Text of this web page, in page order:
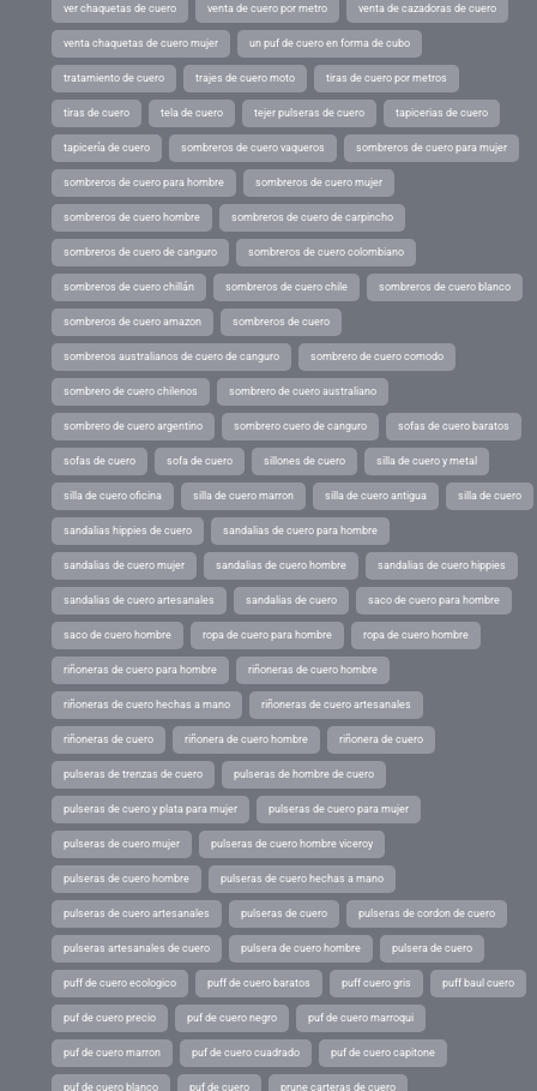
ver chaquetas de cuero venta de cuero por metro venta de cazadoras de cuero
venta chaquetas de cuero mujer un puf de cuero en forma de cubo
tratamiento de cuero trajes de cuero moto tiras de cuero por metros
tiras de cuero tela de cuero tejer pulseras de cuero tapicerias de cuero
tapicería de cuero sombreros de cuero vaqueros sombreros de cuero para mujer
sombreros de cuero para hombre sombreros de cuero mujer
sombreros de cuero hombre sombreros de cuero de carpincho
sombreros de cuero de canguro sombreros de cuero colombiano
sombreros de cuero chillán sombreros de cuero chile sombreros de cuero blanco
sombreros de cuero amazon sombreros de cuero
sombreros australianos de cuero de canguro sombrero de cuero comodo
sombrero de cuero chilenos sombrero de cuero australiano
sombrero de cuero argentino sombrero cuero de canguro sofas de cuero baratos
sofas de cuero sofa de cuero sillones de cuero silla de cuero y metal
silla de cuero oficina silla de cuero marron silla de cuero antigua silla de cuero
sandalias hippies de cuero sandalias de cuero para hombre
sandalias de cuero mujer sandalias de cuero hombre sandalias de cuero hippies
sandalias de cuero artesanales sandalias de cuero saco de cuero para hombre
saco de cuero hombre ropa de cuero para hombre ropa de cuero hombre
riñoneras de cuero para hombre riñoneras de cuero hombre
riñoneras de cuero hechas a mano riñoneras de cuero artesanales
riñoneras de cuero riñonera de cuero hombre riñonera de cuero
pulseras de trenzas de cuero pulseras de hombre de cuero
pulseras de cuero y plata para mujer pulseras de cuero para mujer
pulseras de cuero mujer pulseras de cuero hombre viceroy
pulseras de cuero hombre pulseras de cuero hechas a mano
pulseras de cuero artesanales pulseras de cuero pulseras de cordon de cuero
pulseras artesanales de cuero pulsera de cuero hombre pulsera de cuero
puff de cuero ecologico puff de cuero baratos puff cuero gris puff baul cuero
puf de cuero precio puf de cuero negro puf de cuero marroqui
puf de cuero marron puf de cuero cuadrado puf de cuero capitone
puf de cuero blanco puf de cuero prune carteras de cuero